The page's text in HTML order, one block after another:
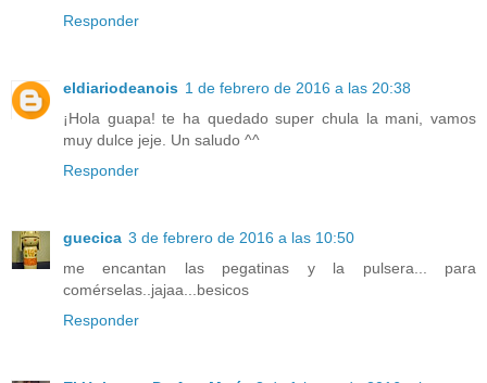
Responder
eldiariodeanois 1 de febrero de 2016 a las 20:38
¡Hola guapa! te ha quedado super chula la mani, vamos
muy dulce jeje. Un saludo ^^
Responder
guecica 3 de febrero de 2016 a las 10:50
me encantan las pegatinas y la pulsera... para
comérselas..jajaa...besicos
Responder